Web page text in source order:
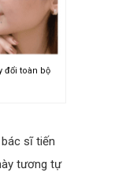
đổi toàn bộ
sĩ tiến
tương tự